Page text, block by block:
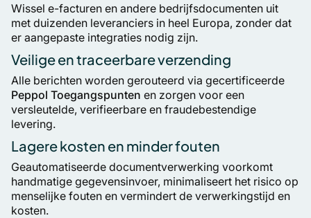
Wissel e-facturen en andere bedrijfsdocumenten uit
met duizenden leveranciers in heel Europa, zonder dat
er aangepaste integraties nodig zijn.
Veilige en traceerbare verzending
Alle berichten worden gerouteerd via gecertificeerde
Peppol Toegangspunten en zorgen voor een
versleutelde, verifieerbare en fraudebestendige
levering.
Lagere kosten en minder fouten
Geautomatiseerde documentverwerking voorkomt
handmatige gegevensinvoer, minimaliseert het risico op
menselijke fouten en vermindert de verwerkingstijd en
kosten.